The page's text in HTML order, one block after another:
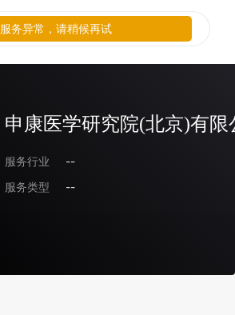
申康医学研究院(北京)有限
服务行业
--
服务类型
--
服务异常，请稍候再试